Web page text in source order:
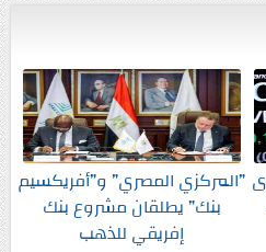
”المركزي المصري” و”أفريكسيم
بنك” يطلقان مشروع بنك
إفريقي للذهب